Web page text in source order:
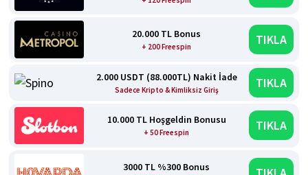
20.000 TL Bonus
+ 200 Freespin TIKLA
2.000 USDT (88.000TL) Nakit İade
Sadece Kripto & Kimliksiz Giriş TIKLA
10.000 TL Hoşgeldin Bonusu
+ 50 Freespin TIKLA
3000 TL %300 Bonus